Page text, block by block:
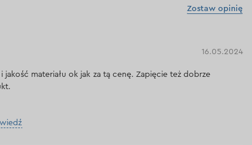
Zostaw opinię
16.05.2024
jakość materiału ok jak za tą cenę. Zapięcie też dobrze